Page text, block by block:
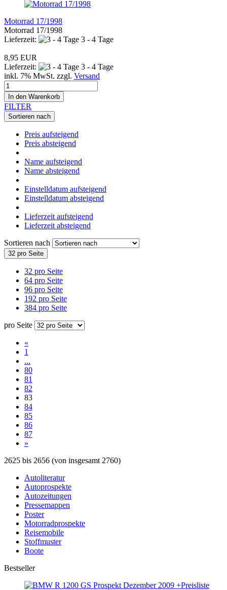
Motorrad 17/1998
Motorrad 17/1998
Lieferzeit:
3 - 4 Tage
8,95 EUR
Lieferzeit:
3 - 4 Tage
inkl. 7% MwSt. zzgl. Versand
In den Warenkorb
FILTER
Sortieren nach
Preis aufsteigend
Preis absteigend
Name aufsteigend
Name absteigend
Einstelldatum aufsteigend
Einstelldatum absteigend
Lieferzeit aufsteigend
Lieferzeit absteigend
Sortieren nach
32 pro Seite
32 pro Seite
64 pro Seite
96 pro Seite
192 pro Seite
384 pro Seite
pro Seite
«
1
...
80
81
82
83
84
85
86
87
»
2625 bis 2656 (von insgesamt 2760)
Autoliteratur
Autoprospekte
Autozeitungen
Pressemappen
Poster
Motorradprospekte
Reisemobile
Stoffmuster
Boote
Bestseller